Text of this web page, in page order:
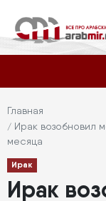
основному
содержанию
Меню
учётной
навигация
Строка
навигации
Главная
Ирак возобновил
месяца
Ирак
Ирак